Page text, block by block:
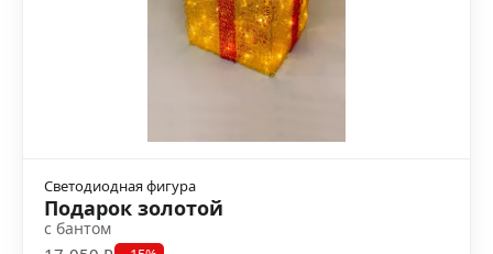
Светодиодная фигура
Подарок золотой
с бантом